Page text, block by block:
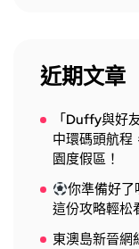
近期文章
「Duffy與好
中環碼頭航程
園度假區！
你準備好
這份攻略輕松
東澳島新晉網